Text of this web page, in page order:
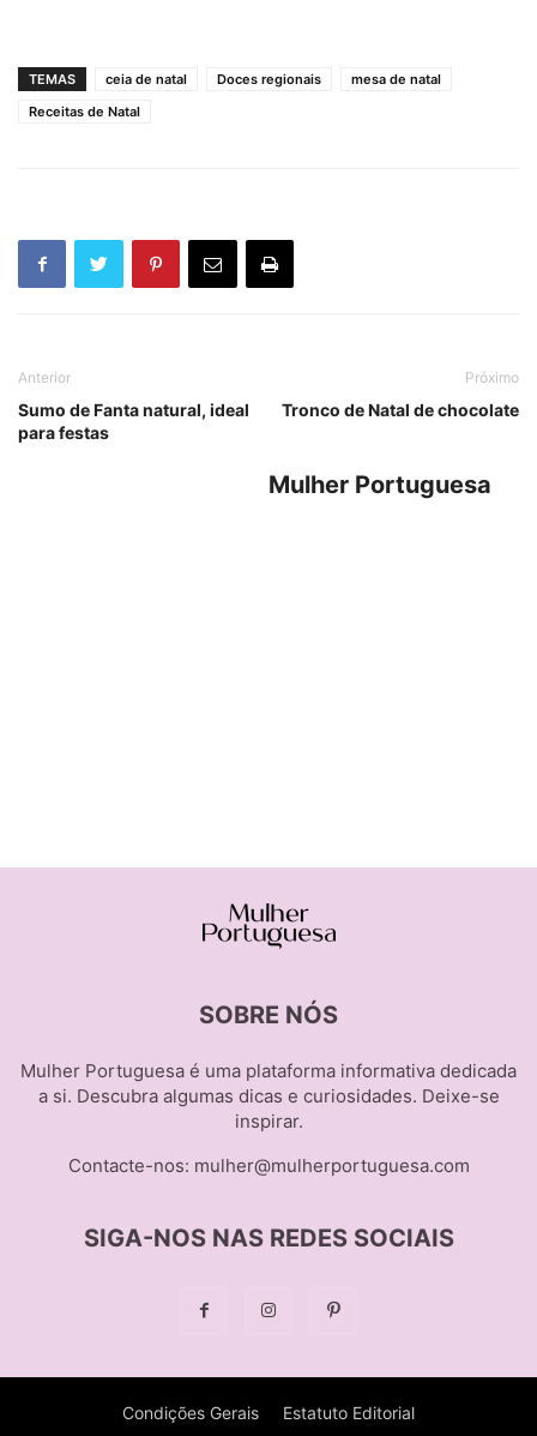
TEMAS ceia de natal Doces regionais
mesa de natal
Receitas de Natal
Anterior
Sumo de Fanta natural, ideal
para festas
Próximo
Tronco de Natal de chocolate
Mulher Portuguesa
SOBRE NÓS
Mulher Portuguesa é uma plataforma informativa dedicada
a si. Descubra algumas dicas e curiosidades. Deixe-se
inspirar.
Contacte-nos: mulher@mulherportuguesa.com
SIGA-NOS NAS REDES SOCIAIS
Condições Gerais Estatuto Editorial